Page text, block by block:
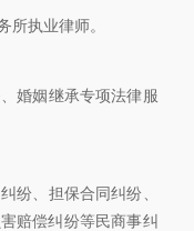
执业律师。
婚姻继承专项法律服
、担保合同纠纷、
赔偿纠纷等民商事纠